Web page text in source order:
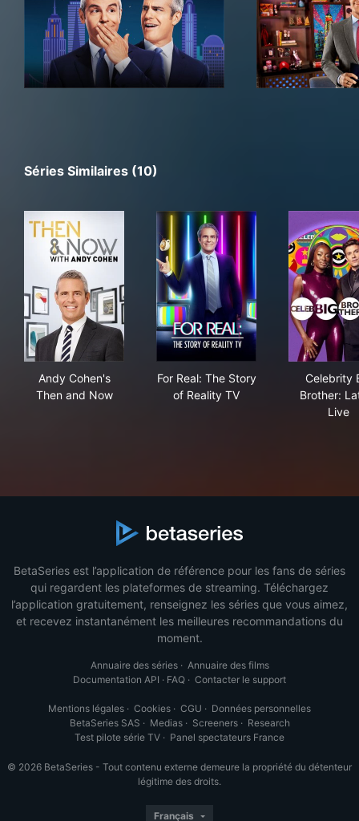
Séries Similaires (10)
Andy Cohen's
Then and Now
For Real: The Story
of Reality TV
Celebrity
Brother:
Live
BetaSeries est l’application de référence pour les fans de séries
qui regardent les plateformes de streaming. Téléchargez
l’application gratuitement, renseignez les séries que vous aimez,
et recevez instantanément les meilleures recommandations du
moment.
Annuaire des séries· Annuaire des films
Documentation API · FAQ · Contacter le support
Mentions légales · Cookies · CGU · Données personnelles
BetaSeries SAS · Medias· Screeners· Research
Test pilote série TV · Panel spectateurs France
© 2026 BetaSeries - Tout contenu externe demeure la propriété du détenteur
légitime des droits.
Français